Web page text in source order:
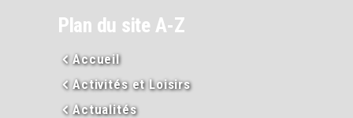
Plan du site A-Z
Accueil
Activités et Loisirs
Actualités